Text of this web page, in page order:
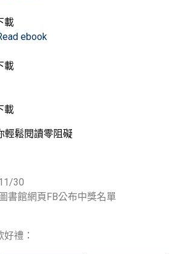
載
ebook
載
載
輕鬆閱讀零阻礙
30
書館網頁FB公布中獎名單
禮：